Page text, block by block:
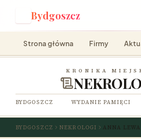
Bydgoszcz
Strona główna Firmy
KRONIKA
BYDGOSZCZ WYDANIE PAMIĘCI
BYDGOSZCZ NEKROLOGI ANNA